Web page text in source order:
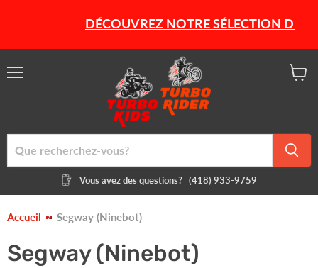
DÉCOUVREZ NOTRE SÉLECTION DE
Vous avez des questions? (418) 933-9759
Accueil Segway (Ninebot)
Segway (Ninebot)